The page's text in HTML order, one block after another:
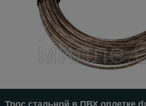
Трос стальной в ПВХ оплетке